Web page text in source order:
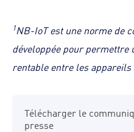
1NB-IoT est une norme de
développée pour permettre
rentable entre les appareils
Télécharger le
presse